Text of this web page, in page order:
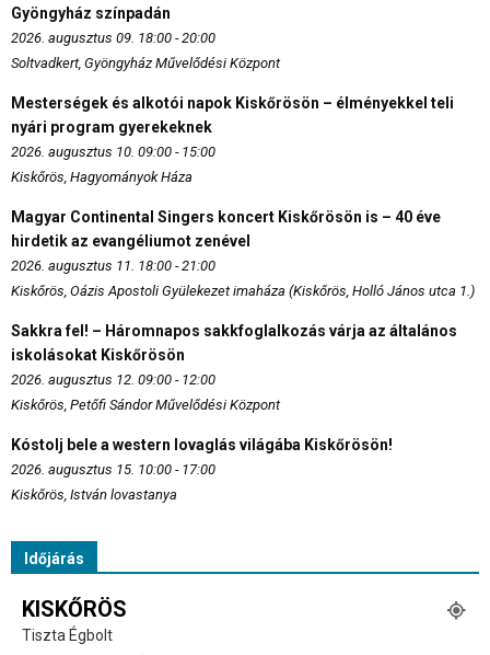
Gyöngyház színpadán
2026. augusztus 09. 18:00 - 20:00
Soltvadkert, Gyöngyház Művelődési Központ
Mesterségek és alkotói napok Kiskőrösön – élményekkel teli
nyári program gyerekeknek
2026. augusztus 10. 09:00 - 15:00
Kiskőrös, Hagyományok Háza
Magyar Continental Singers koncert Kiskőrösön is – 40 éve
hirdetik az evangéliumot zenével
2026. augusztus 11. 18:00 - 21:00
Kiskőrös, Oázis Apostoli Gyülekezet imaháza (Kiskőrös, Holló János utca 1.)
Sakkra fel! – Háromnapos sakkfoglalkozás várja az általános
iskolásokat Kiskőrösön
2026. augusztus 12. 09:00 - 12:00
Kiskőrös, Petőfi Sándor Művelődési Központ
Kóstolj bele a western lovaglás világába Kiskőrösön!
2026. augusztus 15. 10:00 - 17:00
Kiskőrös, István lovastanya
Időjárás
KISKŐRÖS
Tiszta Égbolt